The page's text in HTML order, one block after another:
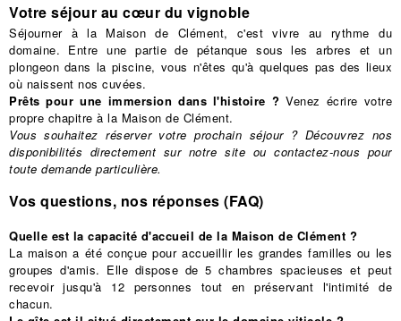
Votre séjour au cœur du vignoble
Séjourner à la Maison de Clément, c'est vivre au rythme du
domaine. Entre une partie de pétanque sous les arbres et un
plongeon dans la piscine, vous n'êtes qu'à quelques pas des lieux
où naissent nos cuvées.
Prêts pour une immersion dans l'histoire ? Venez écrire votre
propre chapitre à la Maison de Clément.
Vous souhaitez réserver votre prochain séjour ? Découvrez nos
disponibilités directement sur notre site ou contactez-nous pour
toute demande particulière.
Vos questions, nos réponses (FAQ)
Quelle est la capacité d'accueil de la Maison de Clément ?
La maison a été conçue pour accueillir les grandes familles ou les
groupes d'amis. Elle dispose de 5 chambres spacieuses et peut
recevoir jusqu'à 12 personnes tout en préservant l'intimité de
chacun.